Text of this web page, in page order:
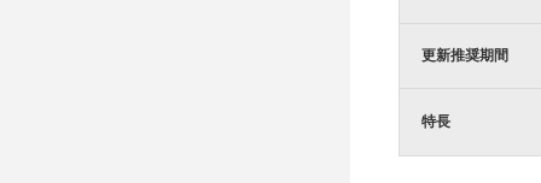
更新推奨期間
特長